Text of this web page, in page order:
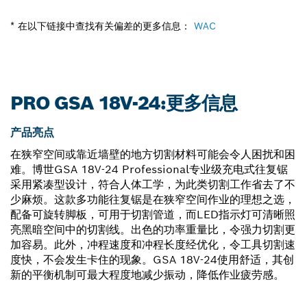
* 在以下链接中查找有关偏差的更多信息： WAC
PRO GSA 18V-24:更多信息
产品亮点
在狭窄空间或靠近墙壁的地方切割材料可能会令人困扰和困
难。博世GSA 18V-24 Professional专业级充电式往复锯
采用紧凑型设计，符合人体工学，为此类切割工作省去了不
少麻烦。这款多功能往复锯是在狭窄空间作业的理想之选，
配备可旋转脚板，可用于切割管道，而LED指示灯可清晰照
亮黑暗空间中的切割线。出色的功率重量比，令强力切割更
加容易。此外，冲程速度和冲程长度经优化，令工具切割速
度快，不会发生卡住的现象。GSA 18V-24使用舒适，其创
新的平衡机制可最大程度地减少振动，降低作业疲劳感。